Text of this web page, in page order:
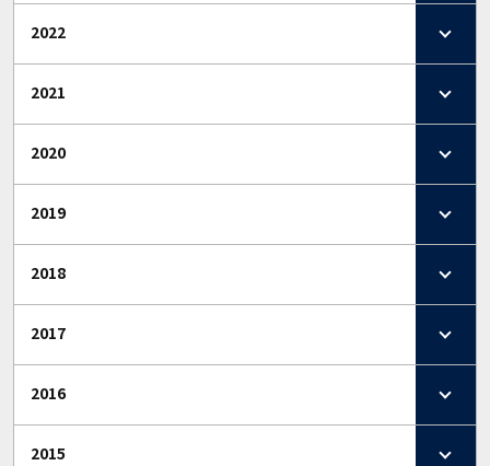
2022
2021
2020
2019
2018
2017
2016
2015